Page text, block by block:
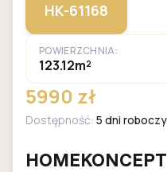
HK-61168
POWIERZCHNIA:
123.12m²
5990 zł
Dostępność: 5 dni